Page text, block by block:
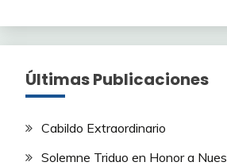
Últimas Publicaciones
Cabildo Extraordinario
Solemne Triduo en Honor a